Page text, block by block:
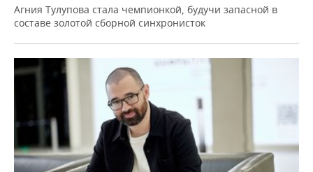
Агния Тулупова стала чемпионкой, будучи запасной в
составе золотой сборной синхронисток